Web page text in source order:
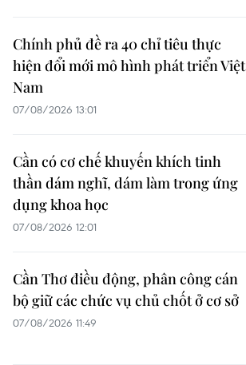
Chính phủ đề ra 40 chỉ tiêu thực
hiện đổi mới mô hình phát triển Việt
Nam
07/08/2026 13:01
Cần có cơ chế khuyến khích tinh
thần dám nghĩ, dám làm trong ứng
dụng khoa học
07/08/2026 12:01
Cần Thơ điều động, phân công cán
bộ giữ các chức vụ chủ chốt ở cơ sở
07/08/2026 11:49